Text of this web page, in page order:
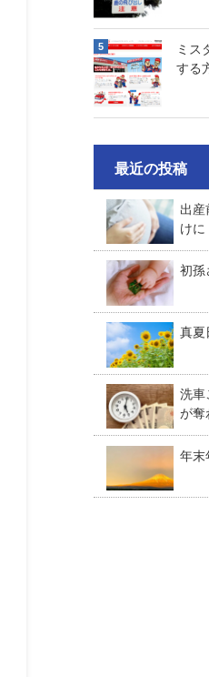
ミス
する
最近の投稿
出産
けに
初孫
真夏
洗車
が奪
年末